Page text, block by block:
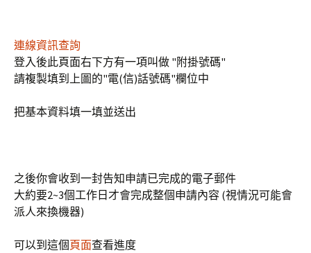
連線資訊查詢
登入後此頁面右下方有一項叫做 "附掛號碼"
請複製填到上圖的"電(信)話號碼"欄位中
把基本資料填一填並送出
之後你會收到一封告知申請已完成的電子郵件
大約要2~3個工作日才會完成整個申請內容 (視情況可能會
派人來換機器)
可以到這個頁面查看進度